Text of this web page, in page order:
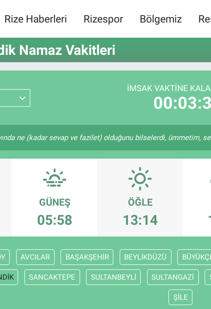
Rize Haberleri Rizespor Bölgemiz
Namaz Vakitleri
İMSAK VAKTINE
00:03:3
ne (kadar sevap ve fazilet) olduğunu bilselerdi, ümmetim,
GÜNEŞ
05:58
ÖĞLE
13:14
AVCILAR BAŞAKŞEHİR BEYLİKDÜZÜ
SANCAKTEPE SULTANBEYLİ SULTANGAZİ
ŞİLE